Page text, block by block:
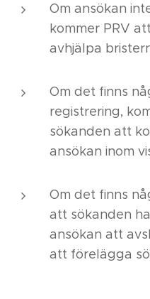
Om ansökan
kommer PRV
avhjälpa
Om det finns
registrering,
sökanden att
ansökan inom
Om det finns
att sökanden
ansökan att
att förelägga